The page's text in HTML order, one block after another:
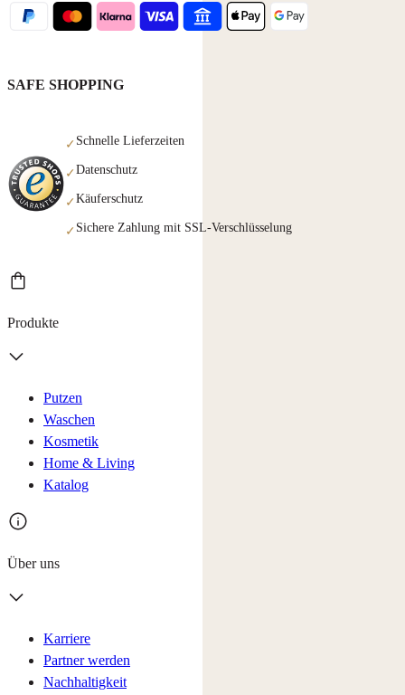
SAFE SHOPPING
✓ Schnelle Lieferzeiten
✓Datenschutz
✓Käuferschutz
✓ Sichere Zahlung mit SSL-Verschlüsselung
Produkte
Putzen
Waschen
Kosmetik
Home & Living
Katalog
Über uns
Karriere
Partner werden
Nachhaltigkeit